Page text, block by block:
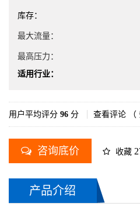
库存：
最大流量：
最高压力：
适用行业：
用户平均评分 96 分 查看评论 （
咨询底价 收藏
产品介绍